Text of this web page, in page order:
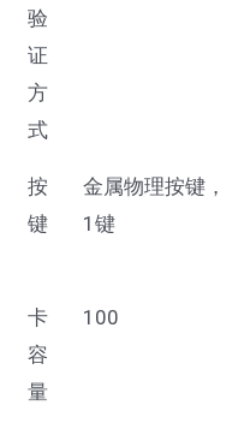
验
证
方
式
按
键
金属物理按键，
1键
卡
容
量
100